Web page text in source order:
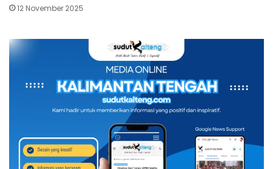
12 November 2025